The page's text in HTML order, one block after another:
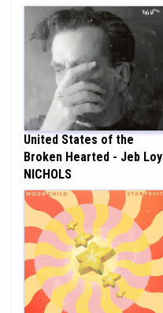
United States of the
Broken Hearted - Jeb Loy
NICHOLS